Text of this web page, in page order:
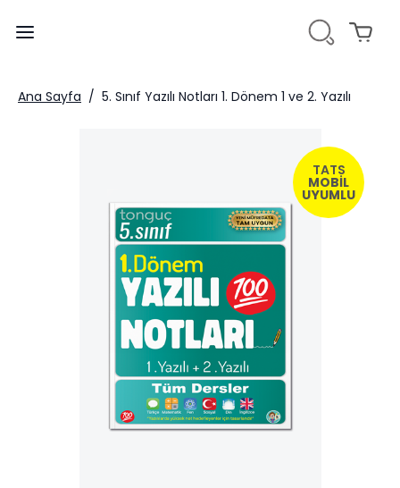
Ana Sayfa / 5. Sınıf Yazılı Notları 1. Dönem 1 ve 2. Yazılı
TATS
MOBİL
UYUMLU